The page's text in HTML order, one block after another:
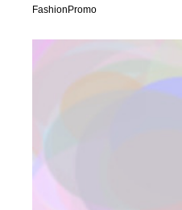
FashionPromo